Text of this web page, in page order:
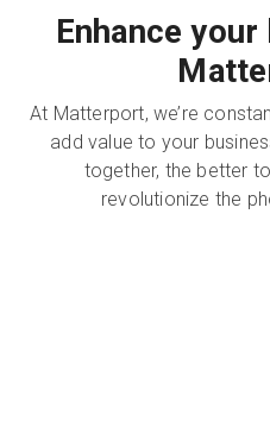
Enhance
At Matterport, we’re
add value to your
together, the better
revolutionize the